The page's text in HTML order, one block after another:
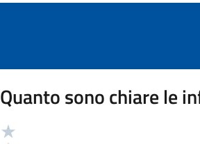
Quanto sono chiare le
Valutazione